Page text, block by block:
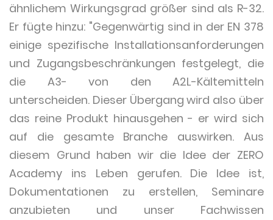
ähnlichem Wirkungsgrad größer sind als R-32.
Er fügte hinzu: "Gegenwärtig sind in der EN 378
einige spezifische Installationsanforderungen
und Zugangsbeschränkungen festgelegt, die
die A3- von den A2L-Kältemitteln
unterscheiden. Dieser Übergang wird also über
das reine Produkt hinausgehen - er wird sich
auf die gesamte Branche auswirken. Aus
diesem Grund haben wir die Idee der ZERO
Academy ins Leben gerufen. Die Idee ist,
Dokumentationen zu erstellen, Seminare
anzubieten und unser Fachwissen